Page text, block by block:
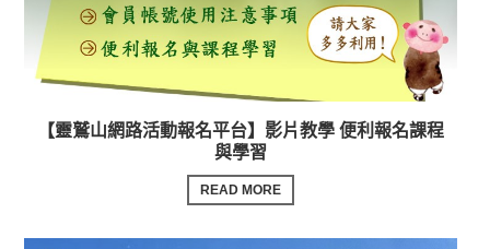
【靈鷲山網路活動報名平台】影片教學 便利報名課程
與學習
READ MORE